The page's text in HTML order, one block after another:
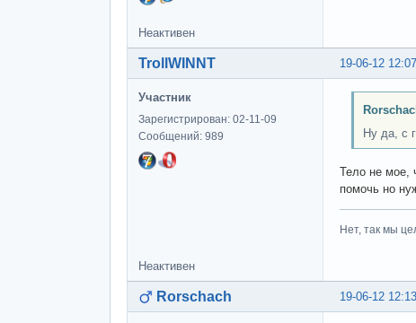
Неактивен
19-06-12
TrollWINNT
Участник
Зарегистрирован: 02-11-09
Сообщений: 989
Ну да, с
Тело не мое,
помочь но
Нет, так мы
Неактивен
19-06-12
Rorschach